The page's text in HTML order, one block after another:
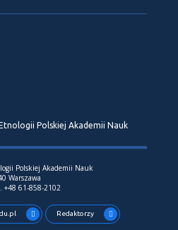
Polskiej Akademii Nauk
Polskiej Akademii Nauk
Warszawa
+48 61-858-2102
Redaktorzy